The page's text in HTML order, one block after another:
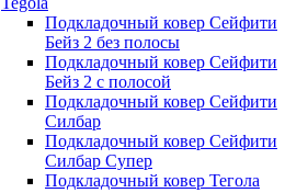
Подкладочный ковер Сейфити
Бейз 2 без полосы
Подкладочный ковер Сейфити
Бейз 2 с полосой
Подкладочный ковер Сейфити
Силбар
Подкладочный ковер Сейфити
Силбар Супер
Подкладочный ковер Тегола